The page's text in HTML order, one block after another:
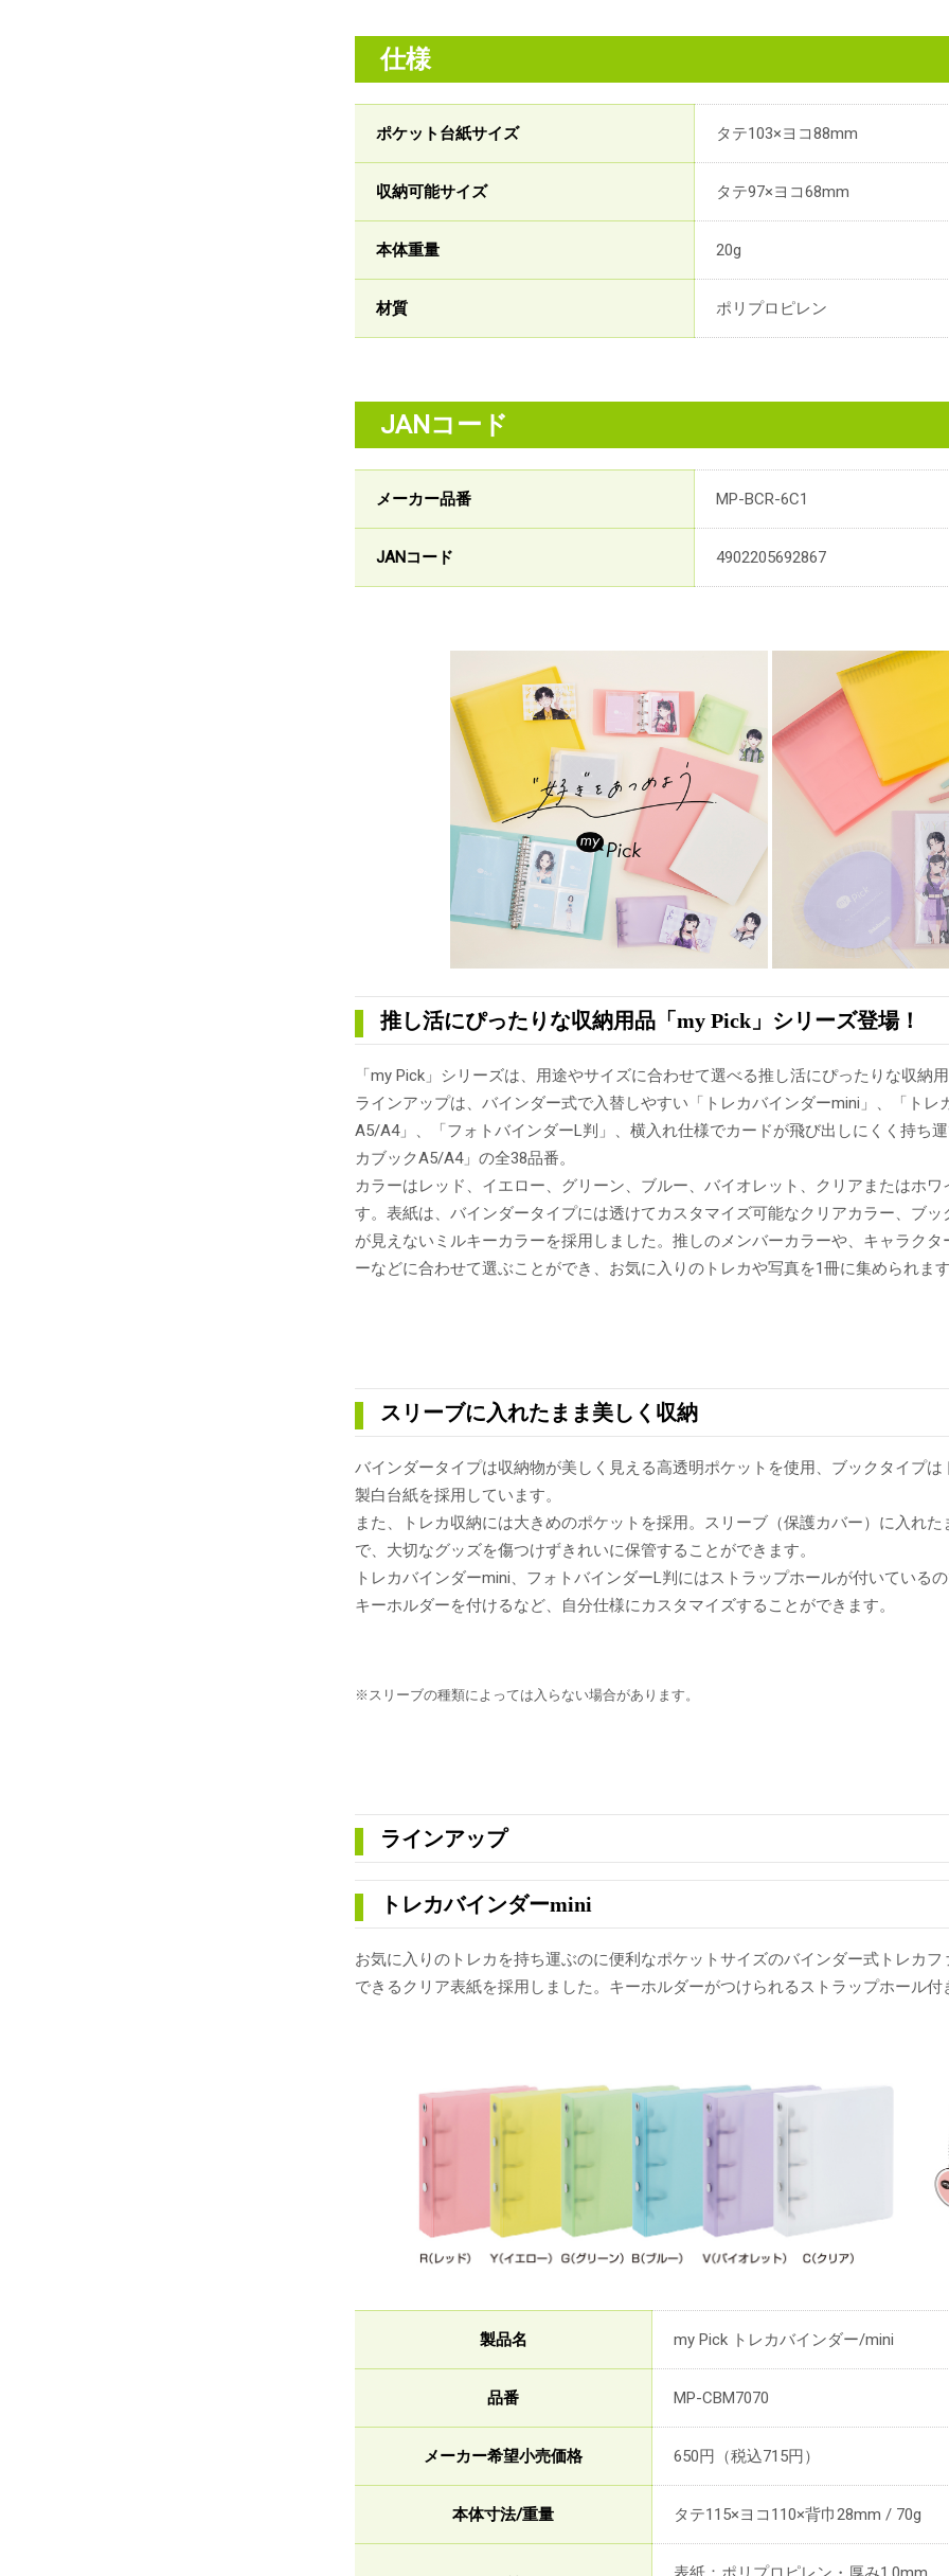
仕様
ポケット台紙サイズ タテ103×ヨコ88mm
収納可能サイズ タテ97×ヨコ68mm
本体重量 20g
材質 ポリプロピレン
JANコード
メーカー品番 MP-BCR-6C1
JANコード 4902205692867
推し活にぴったりな収納用品「my Pick」シリーズ登場！
「my Pick」シリーズは、用途やサイズに合わせて選べる推し活にぴったりな収納
ラインアップは、バインダー式で入替しやすい「トレカバインダーmini」、「トレ
A5/A4」、「フォトバインダーL判」、横入れ仕様でカードが飛び出しにくく持ち
カブックA5/A4」の全38品番。
カラーはレッド、イエロー、グリーン、ブルー、バイオレット、クリアまたはホワ
す。表紙は、バインダータイプには透けてカスタマイズ可能なクリアカラー、ブッ
が見えないミルキーカラーを採用しました。推しのメンバーカラーや、キャラクタ
ーなどに合わせて選ぶことができ、お気に入りのトレカや写真を1冊に集められま
スリーブに入れたまま美しく収納
バインダータイプは収納物が美しく見える高透明ポケットを使用、ブックタイプは
製白台紙を採用しています。
また、トレカ収納には大きめのポケットを採用。スリーブ（保護カバー）に入れ
で、大切なグッズを傷つけずきれいに保管することができます。
トレカバインダーmini、フォトバインダーL判にはストラップホールが付いている
キーホルダーを付けるなど、自分仕様にカスタマイズすることができます。
※スリーブの種類によっては入らない場合があります。
ラインアップ
トレカバインダーmini
お気に入りのトレカを持ち運ぶのに便利なポケットサイズのバインダー式トレカ
できるクリア表紙を採用しました。キーホルダーがつけられるストラップホール付
製品名 my Pick トレカバインダー/mini
品番 MP-CBM7070
メーカー希望小売価格 650円（税込715円）
本体寸法/重量 タテ115×ヨコ110×背巾28mm / 70g